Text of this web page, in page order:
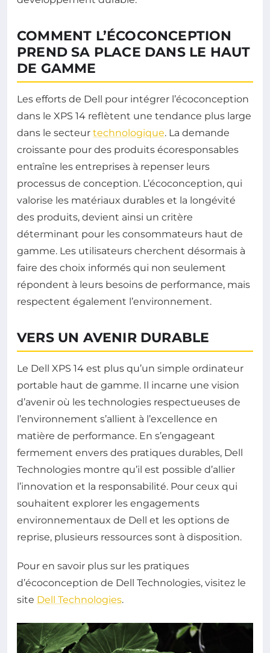
COMMENT L’ÉCOCONCEPTION
PREND SA PLACE DANS LE HAUT
DE GAMME
Les efforts de Dell pour intégrer l’écoconception
dans le XPS 14 reflètent une tendance plus large
dans le secteur technologique. La demande
croissante pour des produits écoresponsables
entraîne les entreprises à repenser leurs
processus de conception. L’écoconception, qui
valorise les matériaux durables et la longévité
des produits, devient ainsi un critère
déterminant pour les consommateurs haut de
gamme. Les utilisateurs cherchent désormais à
faire des choix informés qui non seulement
répondent à leurs besoins de performance, mais
respectent également l’environnement.
VERS UN AVENIR DURABLE
Le Dell XPS 14 est plus qu’un simple ordinateur
portable haut de gamme. Il incarne une vision
d’avenir où les technologies respectueuses de
l’environnement s’allient à l’excellence en
matière de performance. En s’engageant
fermement envers des pratiques durables, Dell
Technologies montre qu’il est possible d’allier
l’innovation et la responsabilité. Pour ceux qui
souhaitent explorer les engagements
environnementaux de Dell et les options de
reprise, plusieurs ressources sont à disposition.
Pour en savoir plus sur les pratiques
d’écoconception de Dell Technologies, visitez le
site Dell Technologies.